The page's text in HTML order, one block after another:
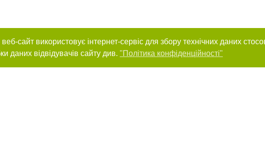
сайт використовує інтернет-сервіс для збору технічних даних
даних відвідувачів сайту див. "Політика конфіденційності"